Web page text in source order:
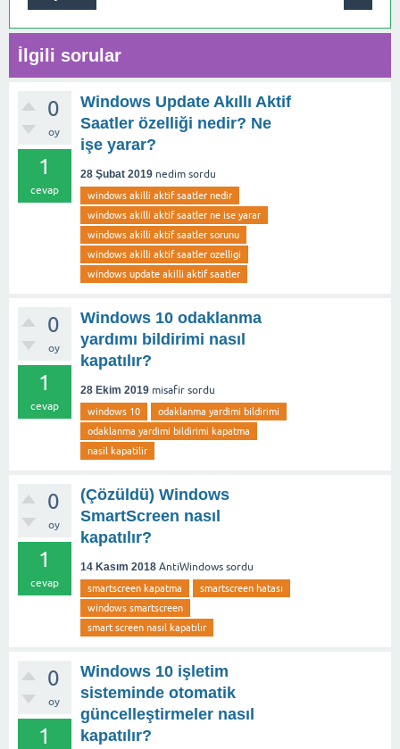
İlgili sorular
0
oy
1
cevap
Windows Update Akıllı Aktif
Saatler özelliği nedir? Ne
işe yarar?
28 Şubat 2019 nedim sordu
windows akilli aktif saatler nedir
windows akilli aktif saatler ne ise yarar
windows akilli aktif saatler sorunu
windows akilli aktif saatler ozelligi
windows update akilli aktif saatler
0
oy
1
cevap
Windows 10 odaklanma
yardımı bildirimi nasıl
kapatılır?
28 Ekim 2019 misafir sordu
windows 10
odaklanma yardimi bildirimi
odaklanma yardimi bildirimi kapatma
nasil kapatilir
0
oy
1
cevap
(Çözüldü) Windows
SmartScreen nasıl
kapatılır?
14 Kasım 2018 AntiWindows sordu
smartscreen kapatma
smartscreen hatası
windows smartscreen
smart screen nasıl kapatılır
0
oy
1
Windows 10 işletim
sisteminde otomatik
güncelleştirmeler nasıl
kapatılır?